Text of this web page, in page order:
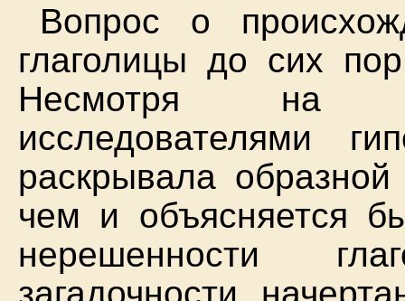
Вопрос о
глаголицы до сих
Несмотря на
исследователями
раскрывала образной
чем и объясняется
нерешенности
загадочности